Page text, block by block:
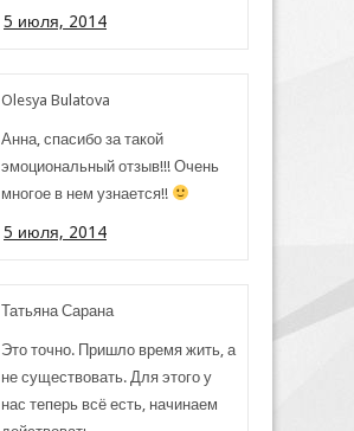
5 июля, 2014
Olesya Bulatova
Анна, спасибо за такой
эмоциональный отзыв!!! Очень
многое в нем узнается!!
5 июля, 2014
Татьяна Сарана
Это точно. Пришло время жить, а
не существовать. Для этого у
нас теперь всё есть, начинаем